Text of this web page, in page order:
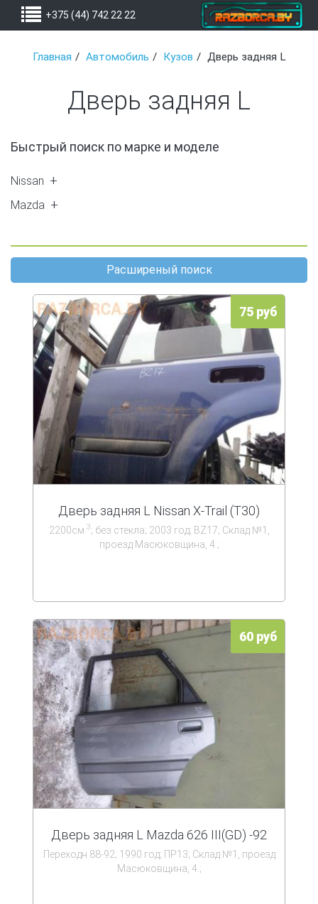
+375 (44) 742 22 22
Главная Автомобиль Кузов Дверь задняя L
Дверь задняя L
Быстрый поиск по марке и моделе
Nissan
Mazda
Расширеный поиск
75 руб
Дверь задняя L Nissan X-Trail (T30)
2200см 3; без стекла; 2003 год; BZ17; Склад №1,
проезд Масюковщина, 4.;
60 руб
Дверь задняя L Mazda 626 III(GD) -92
Переходн 88-92; 1990 год; ПР13; Склад №1, проезд
Масюковщина, 4.;